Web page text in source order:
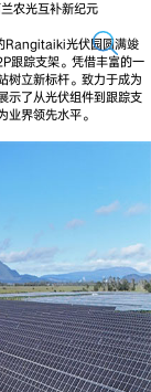
农光互补新纪元
Rangitaiki光伏园圆满竣
跟踪支架。凭借丰富的一
树立新标杆。致力于成为
示了从光伏组件到跟踪支
业界领先水平。